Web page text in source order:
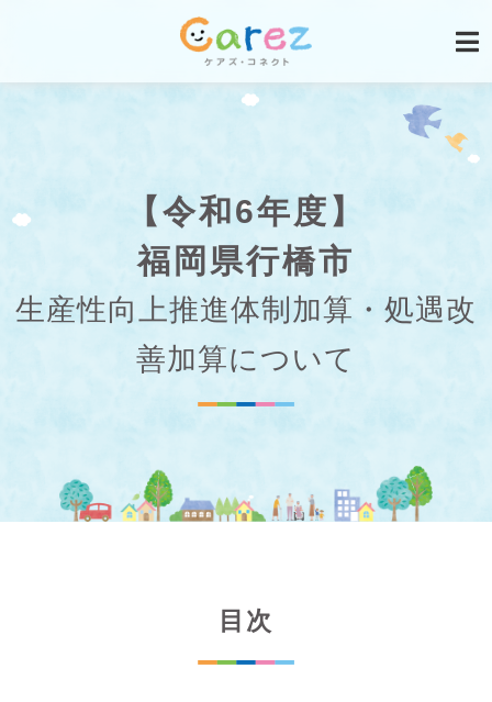
【令和6年度】
福岡県行橋市
生産性向上推進体制加算・処遇改
善加算について
目次